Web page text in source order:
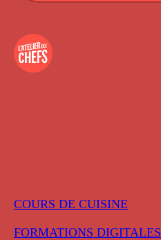
COURS DE CUISINE
FORMATIONS DIGITALES